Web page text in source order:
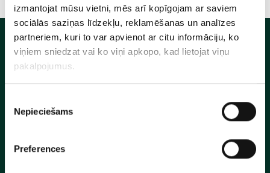
izmantojat mūsu vietni, mēs arī kopīgojam ar saviem
sociālās saziņas līdzekļu, reklamēšanas un analīzes
partneriem, kuri to var apvienot ar citu informāciju, ko
viņiem sniedzat vai ko viņi apkopo, kad lietojat viņu
pakalpojumus.
izvēle
Nepieciešams
Preferences
Contacts
Stratēģija 2020 LTD
Reg. No. 44103145307
Flower shop: Tallinas street 83, LV-1009, Riga, Latvia
Swedbank AS